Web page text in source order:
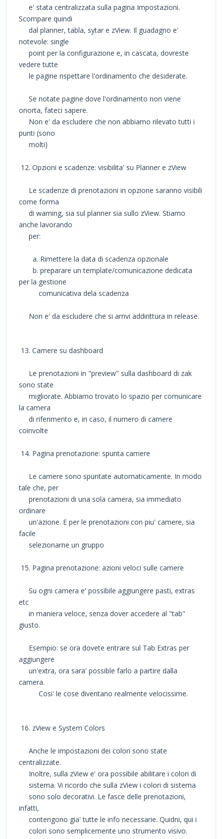
e' stata centralizzata sulla pagina Impostazioni.
Scompare quindi
dal planner, tabla, sytar e zView. Il guadagno e'
notevole: single
point per la configurazione e, in cascata, dovreste
vedere tutte
le pagine rispettare l'ordinamento che desiderate.
Se notate pagine dove l'ordinamento non viene
onorta, fateci sapere.
Non e' da escludere che non abbiamo rilevato tutti i
punti (sono
molti)
12. Opzioni e scadenze: visibilita' su Planner e zView
Le scadenze di prenotazioni in opzione saranno visibili
come forma
di warning, sia sul planner sia sullo zView. Stiamo
anche lavorando
per:
a. Rimettere la data di scadenza opzionale
b. preparare un template/comunicazione dedicata
per la gestione
comunicativa dela scadenza
Non e' da escludere che si arrivi addirittura in release.
13. Camere su dashboard
Le prenotazioni in "preview" sulla dashboard di zak
sono state
migliorate. Abbiamo trovato lo spazio per comunicare
la camera
di riferimento e, in caso, il numero di camere
coinvolte
14. Pagina prenotazione: spunta camere
Le camere sono spuntate automaticamente. In modo
tale che, per
prenotazioni di una sola camera, sia immediato
ordinare
un'azione. E per le prenotazioni con piu' camere, sia
facile
selezionarne un gruppo
15. Pagina prenotazione: azioni veloci sulle camere
Su ogni camera e' possibile aggiungere pasti, extras
etc
in maniera veloce, senza dover accedere al "tab"
giusto.
Esempio: se ora dovete entrare sul Tab Extras per
aggiungere
un'extra, ora sara' possible farlo a partire dalla
camera.
Cosi' le cose diventano realmente velocissime.
16. zView e System Colors
Anche le impostazioni dei colori sono state
centralizzate.
Inoltre, sulla zView e' ora possibile abilitare i colori di
sistema. Vi ricordo che sulla zView i colori di sistema
sono solo decorativi. Le fasce delle prenotazioni,
infatti,
contengono gia' tutte le info necessarie. Quidni, qui i
colori sono semplicemente uno strumento visivo.